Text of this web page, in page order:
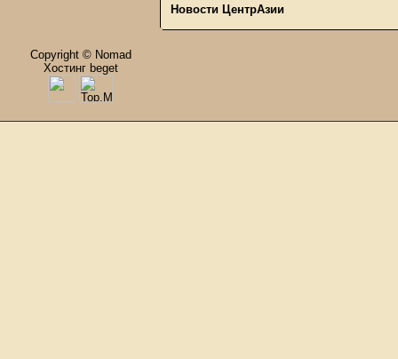
Новости ЦентрАзии
Copyright © Nomad
Хостинг beget